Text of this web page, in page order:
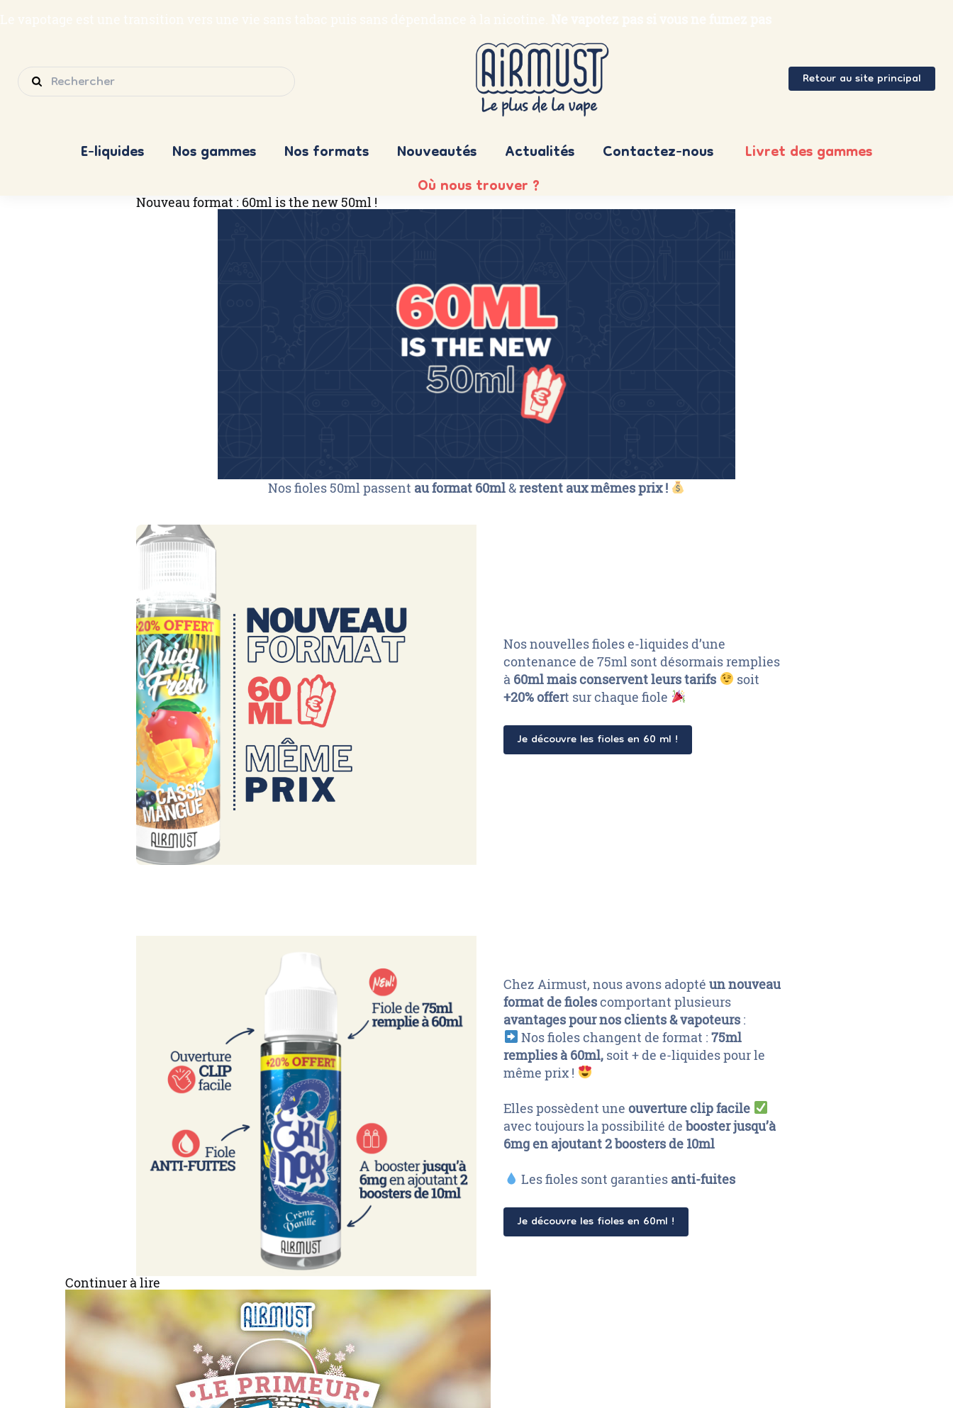
Retour au site principal
E-liquides Nos gammes Nos formats Nouveautés Actualités Contactez-nous
Livret des gammes
Où nous trouver ?
Nouveau format : 60ml is the new 50ml !
Nos fioles 50ml passent au format 60ml&restent aux mêmes prix !
Nos nouvelles fioles e-liquides d’une
contenance de 75ml sont désormais remplies
à 60ml mais conservent leurs tarifs
soit
+20% offert sur chaque fiole
Je découvre les fioles en 60 ml !
Chez Airmust, nous avons adoptéun nouveau
format de fiolescomportant plusieurs
avantages pour nos clients & vapoteurs :
Nos fioles changent de format : 75ml
remplies à 60ml, soit + de e-liquides pour le
même prix !
Elles possèdent uneouverture clip facile
avec toujours la possibilité de booster jusqu’à
6mg en ajoutant 2 boosters de 10ml
Les fioles sont garanties anti-fuites
Je découvre les fioles en 60ml !
Continuer à lire